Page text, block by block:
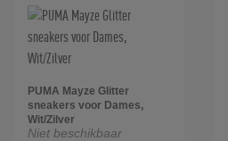
PUMA Mayze Glitter
sneakers voor Dames,
Wit/Zilver
Niet beschikbaar